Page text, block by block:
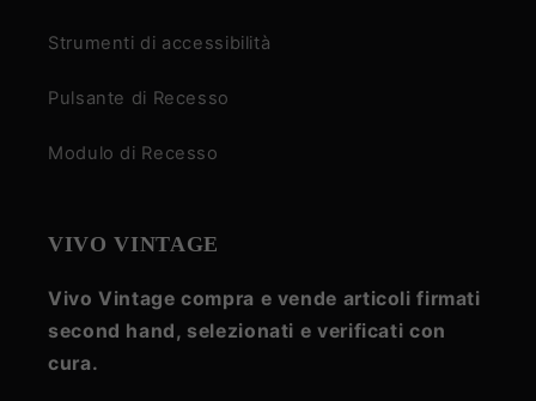
Strumenti di accessibilità
Pulsante di Recesso
Modulo di Recesso
VIVO VINTAGE
Vivo Vintage compra e vende articoli firmati
second hand, selezionati e verificati con
cura.